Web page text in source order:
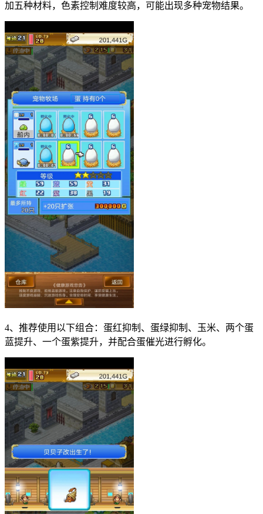
加五种材料，色素控制难度较高，可能出现多种宠物结果。
4、推荐使用以下组合：蛋红抑制、蛋绿抑制、玉米、两个蛋
蓝提升、一个蛋紫提升，并配合蛋催光进行孵化。